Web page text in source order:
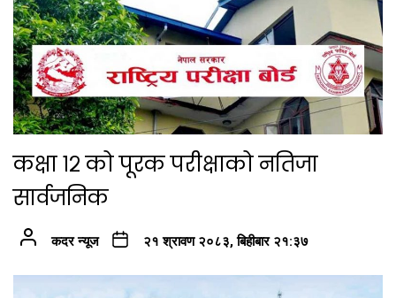
कक्षा १२ को पूरक परीक्षाको नतिजा
सार्वजनिक
कदर न्यूज २१ श्रावण २०८३, बिहीबार २१:३७